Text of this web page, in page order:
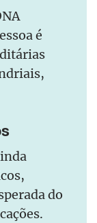
é
do